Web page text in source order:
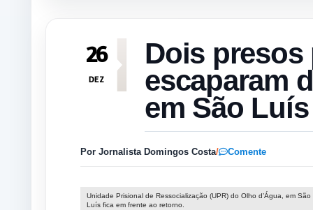
26
DEZ
Dois presos
escaparam
em São Luís
Por Jornalista Domingos Costa/ Comente
Unidade Prisional de Ressocialização (UPR) do Olho d’Água, em São
Luís fica em frente ao retorno.